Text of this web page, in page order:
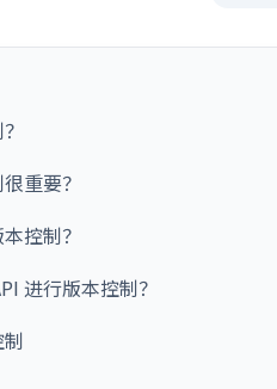
重要？
控制？
进行版本控制？